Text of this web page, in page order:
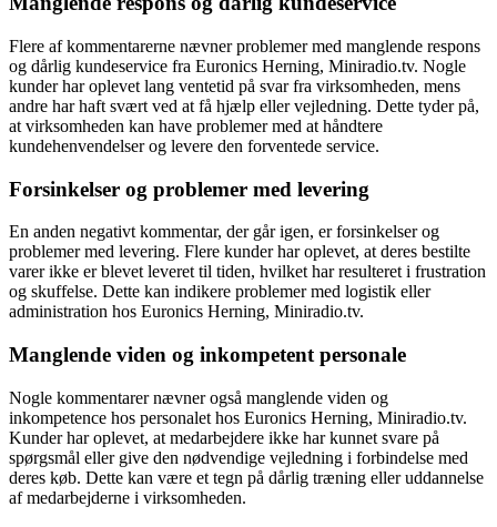
Flere af kommentarerne nævner problemer med manglende respons
og dårlig kundeservice fra Euronics Herning, Miniradio.tv. Nogle
kunder har oplevet lang ventetid på svar fra virksomheden, mens
andre har haft svært ved at få hjælp eller vejledning. Dette tyder på,
at virksomheden kan have problemer med at håndtere
kundehenvendelser og levere den forventede service.
Forsinkelser og problemer med levering
En anden negativt kommentar, der går igen, er forsinkelser og
problemer med levering. Flere kunder har oplevet, at deres bestilte
varer ikke er blevet leveret til tiden, hvilket har resulteret i frustration
og skuffelse. Dette kan indikere problemer med logistik eller
administration hos Euronics Herning, Miniradio.tv.
Manglende viden og inkompetent personale
Nogle kommentarer nævner også manglende viden og
inkompetence hos personalet hos Euronics Herning, Miniradio.tv.
Kunder har oplevet, at medarbejdere ikke har kunnet svare på
spørgsmål eller give den nødvendige vejledning i forbindelse med
deres køb. Dette kan være et tegn på dårlig træning eller uddannelse
af medarbejderne i virksomheden.